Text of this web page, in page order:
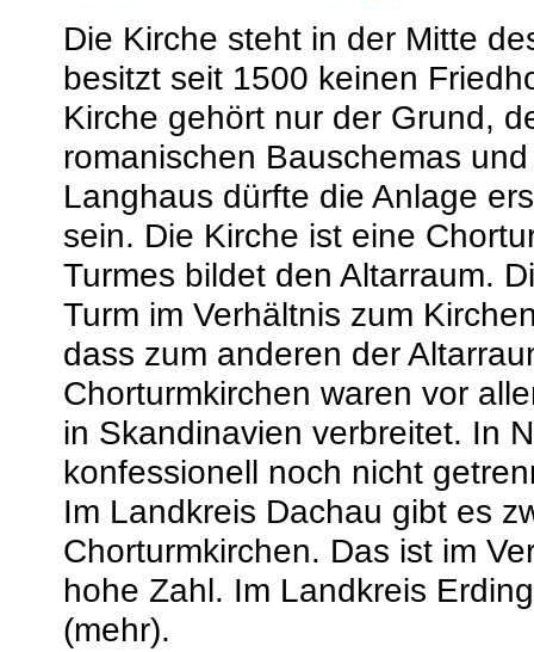
Die Kirche steht in der Mitte
besitzt seit 1500 keinen
Kirche gehört nur der Grund,
romanischen Bauschemas
Langhaus dürfte die Anlage
sein. Die Kirche ist eine
Turmes bildet den Altarraum.
Turm im Verhältnis zum
dass zum anderen der
Chorturmkirchen waren vor
in Skandinavien verbreitet. In
konfessionell noch nicht
Im Landkreis Dachau gibt es
Chorturmkirchen. Das ist im
hohe Zahl. Im Landkreis
(mehr).